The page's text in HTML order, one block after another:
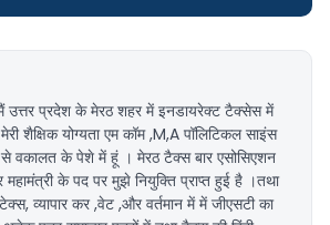
उत्तर प्रदेश के मेरठ शहर में इनडायरेक्ट टैक्सेस में
शैक्षिक योग्यता एम कॉम ,M,A पॉलिटिकल साइंस
वकालत के पेशे में हूं । मेरठ टैक्स बार एसोसिएशन
महामंत्री के पद पर मुझे नियुक्ति प्राप्त हुई है ।तथा
व्यापार कर ,वेट ,और वर्तमान में में जीएसटी का